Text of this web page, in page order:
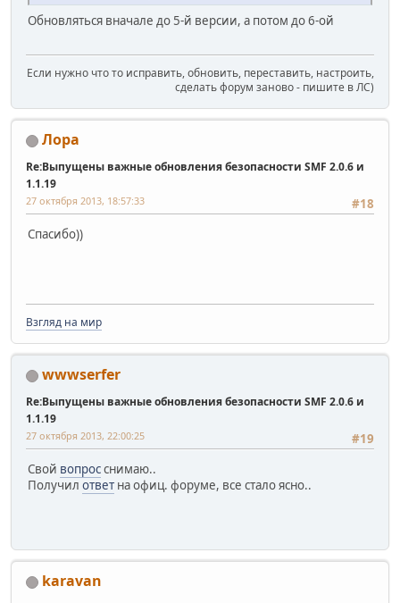
Обновляться вначале до 5-й версии, а потом до 6-ой
Если нужно что то исправить, обновить, переставить, настроить,
сделать форум заново - пишите в ЛС)
Лора
Re:Выпущены важные обновления безопасности SMF 2.0.6 и
1.1.19
#18
27 октября 2013, 18:57:33
Спасибо))
Взгляд на мир
wwwserfer
Re:Выпущены важные обновления безопасности SMF 2.0.6 и
1.1.19
#19
27 октября 2013, 22:00:25
Свой вопросснимаю..
Получил ответ на офиц. форуме, все стало ясно..
karavan